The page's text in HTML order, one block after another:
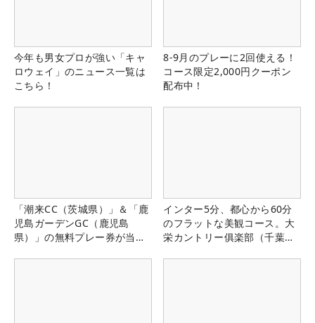
今年も男女プロが強い「キャ
ロウェイ」のニュース一覧は
こちら！
8-9月のプレーに2回使える！
コース限定2,000円クーポン
配布中！
「潮来CC（茨城県）」＆「鹿
児島ガーデンGC（鹿児島
県）」の無料プレー券が当た
インター5分、都心から60分
のフラットな美観コース。大
栄カントリー俱楽部（千葉